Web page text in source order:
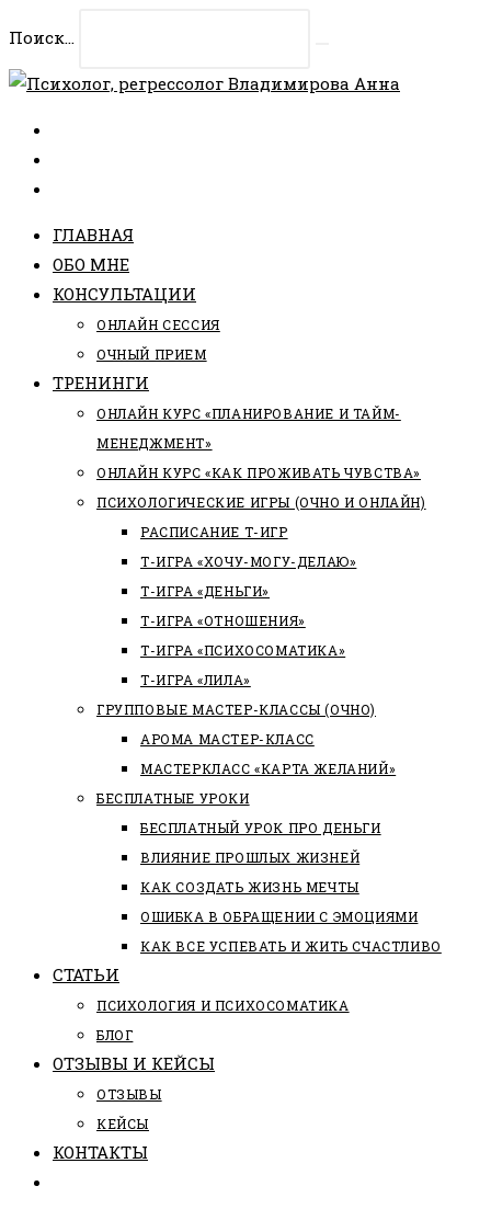
содержимому
Поиск...
ГЛАВНАЯ
ОБО МНЕ
КОНСУЛЬТАЦИИ
ОНЛАЙН СЕССИЯ
ОЧНЫЙ ПРИЕМ
ТРЕНИНГИ
ОНЛАЙН КУРС «ПЛАНИРОВАНИЕ И ТАЙМ-
МЕНЕДЖМЕНТ»
ОНЛАЙН КУРС «КАК ПРОЖИВАТЬ ЧУВСТВА»
ПСИХОЛОГИЧЕСКИЕ ИГРЫ (ОЧНО И ОНЛАЙН)
РАСПИСАНИЕ Т-ИГР
Т-ИГРА «ХОЧУ-МОГУ-ДЕЛАЮ»
Т-ИГРА «ДЕНЬГИ»
Т-ИГРА «ОТНОШЕНИЯ»
Т-ИГРА «ПСИХОСОМАТИКА»
Т-ИГРА «ЛИЛА»
ГРУППОВЫЕ МАСТЕР-КЛАССЫ (ОЧНО)
АРОМА МАСТЕР-КЛАСС
МАСТЕРКЛАСС «КАРТА ЖЕЛАНИЙ»
БЕСПЛАТНЫЕ УРОКИ
БЕСПЛАТНЫЙ УРОК ПРО ДЕНЬГИ
ВЛИЯНИЕ ПРОШЛЫХ ЖИЗНЕЙ
КАК СОЗДАТЬ ЖИЗНЬ МЕЧТЫ
ОШИБКА В ОБРАЩЕНИИ С ЭМОЦИЯМИ
КАК ВСЕ УСПЕВАТЬ И ЖИТЬ СЧАСТЛИВО
СТАТЬИ
ПCИХОЛОГИЯ И ПСИХОСОМАТИКА
БЛОГ
ОТЗЫВЫ И КЕЙСЫ
ОТЗЫВЫ
КЕЙСЫ
КОНТАКТЫ